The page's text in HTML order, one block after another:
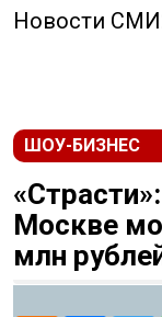
Новости
ШОУ-БИЗНЕС
Москве
млн